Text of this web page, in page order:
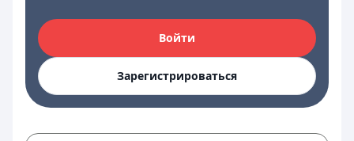
Войти
Зарегистрироваться